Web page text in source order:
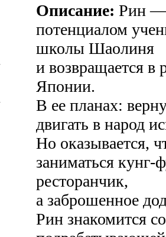
Описание: Рин —
потенциалом
школы Шаолиня
и возвращается в
Японии.
В ее планах:
двигать в народ
Но оказывается,
заниматься кунг-
ресторанчик,
а заброшенное
Рин знакомится